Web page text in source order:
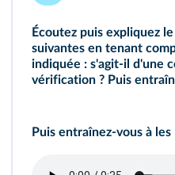
Écoutez puis expliquez
suivantes en tenant
indiquée : s'agit-il d'une
vérification ? Puis
Puis entraînez-vous à les